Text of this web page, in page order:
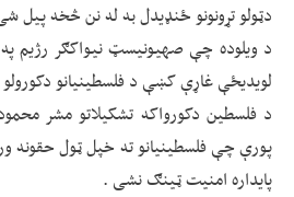
دټولو تړونونو ځنډیدل به له نن څخه پیل
د ویلوده چې صهیونیسټ نیواکګر رژیم
لویدیځې غاړې کښې د فلسطینیانو
د فلسطین دکورواکه تشکیلاتو مشر
پورې چې فلسطینیانو ته خپل ټول
پایداره امنیت ټینګ نشی .